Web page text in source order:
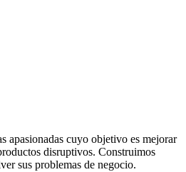
apasionadas cuyo objetivo es mejorar
disruptivos. Construimos
sus problemas de negocio.